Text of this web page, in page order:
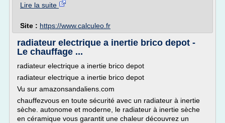
Lire la suite
Site : https://www.calculeo.fr
radiateur electrique a inertie brico depot -
Le chauffage ...
radiateur electrique a inertie brico depot
radiateur electrique a inertie brico depot
Vu sur amazonsandaliens.com
chauffezvous en toute sécurité avec un radiateur à inertie
sèche. autonome et moderne, le radiateur à inertie sèche
en céramique vous garantit une chaleur découvrez un